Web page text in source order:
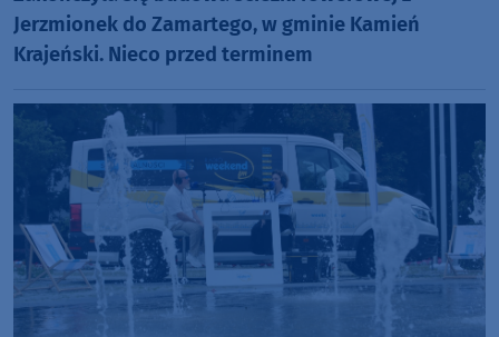
Jerzmionek do Zamartego, w gminie Kamień
Krajeński. Nieco przed terminem